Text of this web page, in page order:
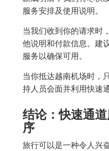
服务安排及使用说明。
当我们收到你的请求时
他说明和付款信息。建
服务以确保可用。
当你抵达越南机场时，
持人员会面并利用快速
结论：快速通
序
旅行可以是一种令人兴